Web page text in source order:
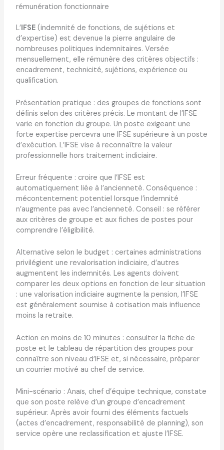
rémunération fonctionnaire
L’IFSE(indemnité de fonctions, de sujétions et
d’expertise) est devenue la pierre angulaire de
nombreuses politiques indemnitaires. Versée
mensuellement, elle rémunère des critères objectifs :
encadrement, technicité, sujétions, expérience ou
qualification.
Présentation pratique : des groupes de fonctions sont
définis selon des critères précis. Le montant de l’IFSE
varie en fonction du groupe. Un poste exigeant une
forte expertise percevra une IFSE supérieure à un poste
d’exécution. L’IFSE vise à reconnaître la valeur
professionnelle hors traitement indiciaire.
Erreur fréquente : croire que l’IFSE est
automatiquement liée à l’ancienneté. Conséquence :
mécontentement potentiel lorsque l’indemnité
n’augmente pas avec l’ancienneté. Conseil : se référer
aux critères de groupe et aux fiches de postes pour
comprendre l’éligibilité.
Alternative selon le budget : certaines administrations
privilégient une revalorisation indiciaire, d’autres
augmentent les indemnités. Les agents doivent
comparer les deux options en fonction de leur situation
: une valorisation indiciaire augmente la pension, l’IFSE
est généralement soumise à cotisation mais influence
moins la retraite.
Action en moins de 10 minutes : consulter la fiche de
poste et le tableau de répartition des groupes pour
connaître son niveau d’IFSE et, si nécessaire, préparer
un courrier motivé au chef de service.
Mini-scénario : Anaïs, chef d’équipe technique, constate
que son poste relève d’un groupe d’encadrement
supérieur. Après avoir fourni des éléments factuels
(actes d’encadrement, responsabilité de planning), son
service opère une reclassification et ajuste l’IFSE.